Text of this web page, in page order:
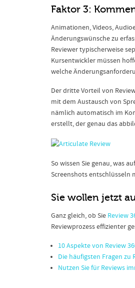
Faktor 3:
Animationen, Videos,
Änderungswünsche zu
Reviewer typischerweise
Kursentwickler müssen
welche
Der dritte Vorteil von
mit dem Austausch von
nämlich automatisch im
erstellt, der genau das
So wissen Sie genau, was
Screenshots entschlüsseln
Sie wollen jetzt
Ganz gleich, ob Sie Review
Reviewprozess effizienter
10 Aspekte von Review
Die häufigsten Fragen zu
Nutzen Sie für Reviews